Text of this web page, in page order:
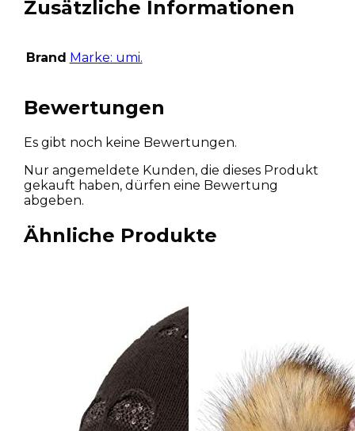
Zusätzliche Informationen
Brand Marke: umi.
Bewertungen
Es gibt noch keine Bewertungen.
Nur angemeldete Kunden, die dieses Produkt
gekauft haben, dürfen eine Bewertung
abgeben.
Ähnliche Produkte